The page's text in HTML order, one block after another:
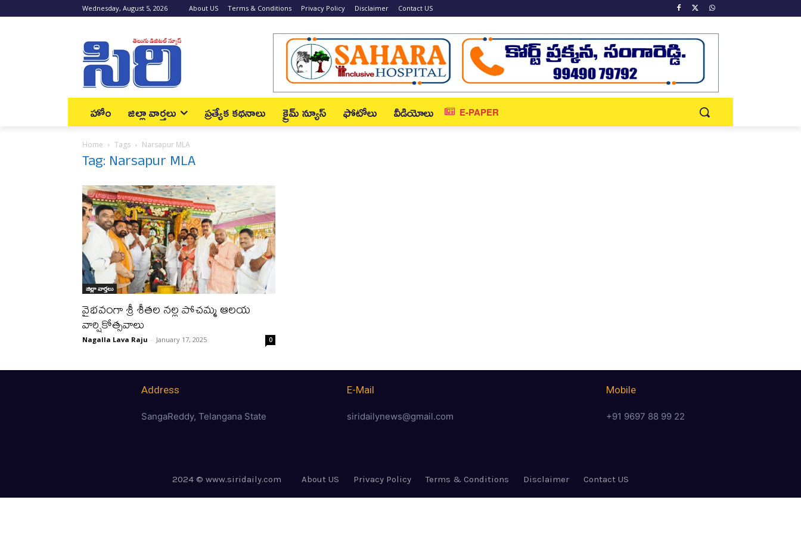
Wednesday, August 5, 2026 About US Terms & Conditions Privacy Policy Disclaimer Contact US
హోం జిల్లా వార్త‌లు ప్రత్యేక కథనాలు క్రైమ్ న్యూస్‌ ఫోటోలు వీడియోలు E-PAPER
Home Tags Narsapur MLA
Tag: Narsapur MLA
జిల్లా వార్త‌లు
వైభ‌వంగా శ్రీ శీతల నల్ల పోచమ్మ ఆల‌య
వార్షికోత్సవాలు
Nagalla Lava Raju - January 17, 2025 0
Address
SangaReddy, Telangana State
E-Mail
siridailynews@gmail.com
Mobile
+91 9697 88 99 22
2024 © www.siridaily.com About US Privacy Policy Terms & Conditions Disclaimer Contact US